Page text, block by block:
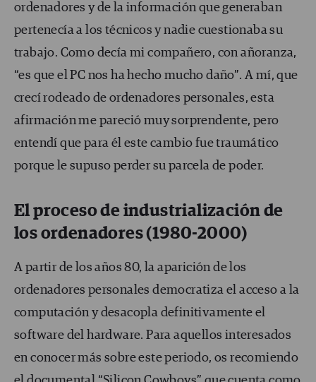
ordenadores y de la información que generaban
pertenecía a los técnicos y nadie cuestionaba su
trabajo. Como decía mi compañero, con añoranza,
“es que el PC nos ha hecho mucho daño”. A mí, que
crecí rodeado de ordenadores personales, esta
afirmación me pareció muy sorprendente, pero
entendí que para él este cambio fue traumático
porque le supuso perder su parcela de poder.
El proceso de industrialización de
los ordenadores(1980-2000)
A partir de los años 80, la aparición de los
ordenadores personales democratiza el acceso a la
computación y desacopla definitivamente el
software del hardware. Para aquellos interesados
en conocer más sobre este periodo, os recomiendo